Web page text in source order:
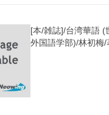
[本/雑誌]/台湾華語 (
外国語学部)/林初梅